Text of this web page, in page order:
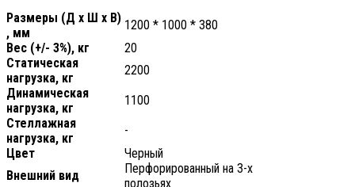
Размеры (Д х Ш х B)
, мм
1200 * 1000 * 380
Вес (+/- 3%), кг
20
Статическая
нагрузка, кг
2200
Динамическая
нагрузка, кг
1100
Стеллажная
нагрузка, кг
-
Цвет
Черный
Внешний вид
Перфорированный на 3-х
полозьях